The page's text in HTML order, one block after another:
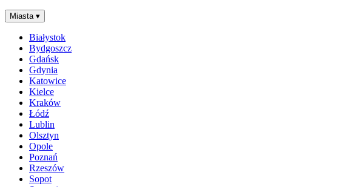
Miasta ▾
Białystok
Bydgoszcz
Gdańsk
Gdynia
Katowice
Kielce
Kraków
Łódź
Lublin
Olsztyn
Opole
Poznań
Rzeszów
Sopot